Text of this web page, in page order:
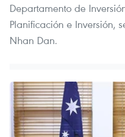
Departamento de
Planificación e Inversión,
Nhan Dan.